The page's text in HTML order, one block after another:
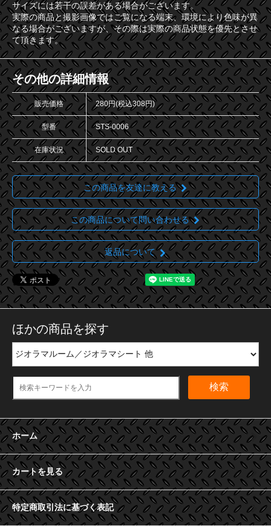
サイズには若干の誤差がある場合がございます。
実際の商品と撮影画像ではご覧になる端末、環境により色味が異
なる場合がございますが、その際は実際の商品状態を優先とさせ
て頂きます。
その他の詳細情報
販売価格 280円(税込308円)
型番 STS-0006
在庫状況 SOLD OUT
この商品を友達に教える
この商品について問い合わせる
返品について
ほかの商品を探す
検索
ホーム
カートを見る
特定商取引法に基づく表記